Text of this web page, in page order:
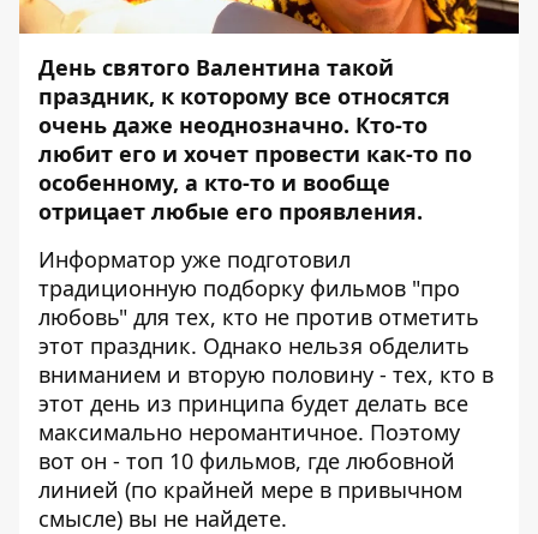
День святого Валентина такой
праздник, к которому все относятся
очень даже неоднозначно. Кто-то
любит его и хочет провести как-то по
особенному, а кто-то и вообще
отрицает любые его проявления.
Информатор уже подготовил
традиционную подборку фильмов "про
любовь" для тех, кто не против отметить
этот праздник. Однако нельзя обделить
вниманием и вторую половину - тех, кто в
этот день из принципа будет делать все
максимально неромантичное. Поэтому
вот он - топ 10 фильмов, где любовной
линией (по крайней мере в привычном
смысле) вы не найдете.